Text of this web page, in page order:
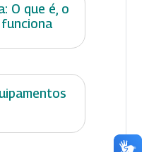
O que é, o